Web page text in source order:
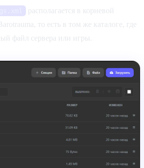
располагается в корневой
то есть в том же каталоге, где
файл сервера или игры.